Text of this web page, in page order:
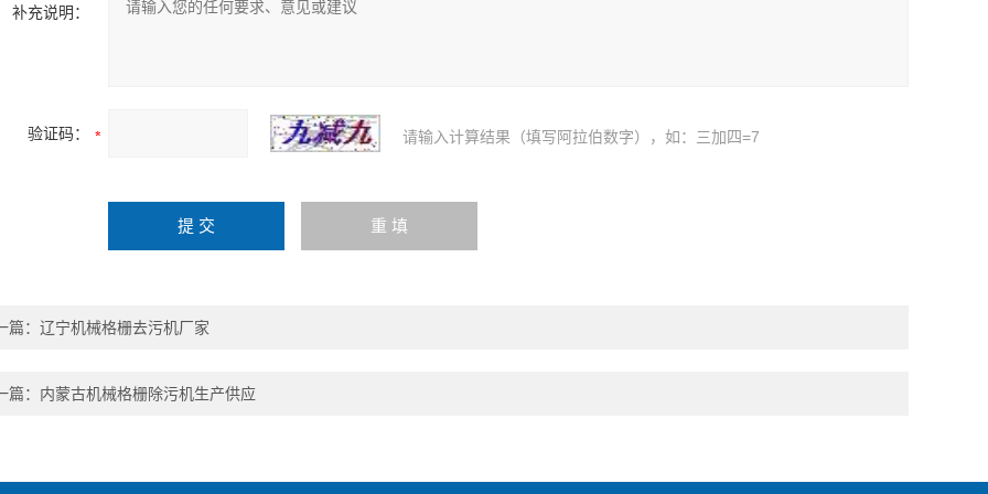
补充说明：
验证码： 请输入计算结果（填写阿拉伯数字），如：三加四=7
篇： 辽宁机械格栅去污机厂家
篇： 内蒙古机械格栅除污机生产供应